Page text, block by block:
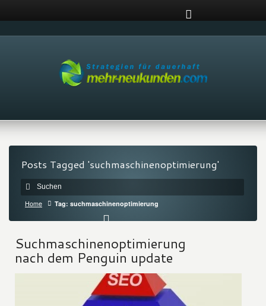
Posts Tagged 'suchmaschinenoptimierung'
Home Tag: suchmaschinenoptimierung
Suchmaschinenoptimierung
nach dem Penguin update